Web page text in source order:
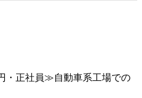
・正社員≫自動車系工場での